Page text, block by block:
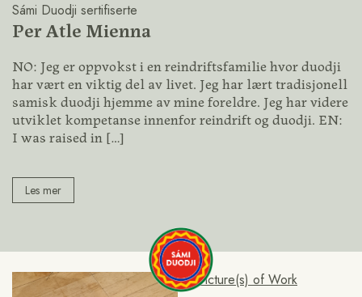
Sámi Duodji sertifiserte
Per Atle Mienna
NO: Jeg er oppvokst i en reindriftsfamilie hvor duodji
har vært en viktig del av livet. Jeg har lært tradisjonell
samisk duodji hjemme av mine foreldre. Jeg har videre
utviklet kompetanse innenfor reindrift og duodji. EN:
I was raised in […]
Les mer